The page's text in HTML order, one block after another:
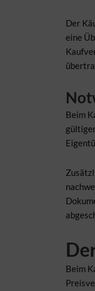
Der
eine
Beim
Beim